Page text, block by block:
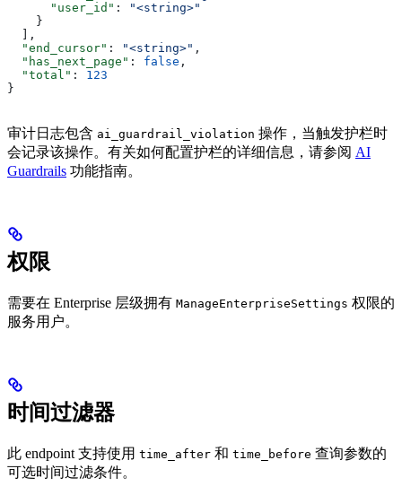
      "user_id"
:
"<string>"
    }
  ],
  "end_cursor"
: "<string>" ,
  "has_next_page"
: false ,
  "total"
: 123
}
审计日志包含 ai_guardrail_violation 操作，当触发护栏时
会记录该操作。有关如何配置护栏的详细信息，请参阅 AI
Guardrails 功能指南。
权限
需要在 Enterprise 层级拥有 ManageEnterpriseSettings 权限的
服务用户。
时间过滤器
此 endpoint 支持使用 time_after 和 time_before 查询参数的
可选时间过滤条件。